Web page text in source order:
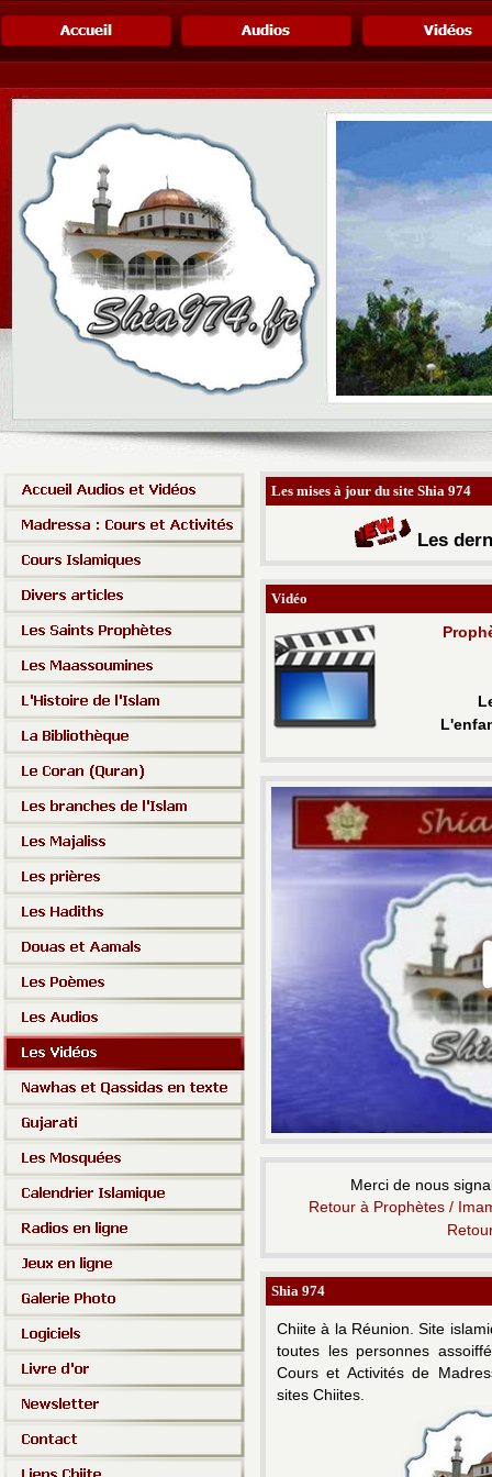
Les mises à jour du site Shia 974
Les d
Vidéo
Merci de nous
Retour à Prophètes /
Shia 974
Chiite à la Réunion.Site
toutes les personnes
Cours et Activités de
sites Chiites.